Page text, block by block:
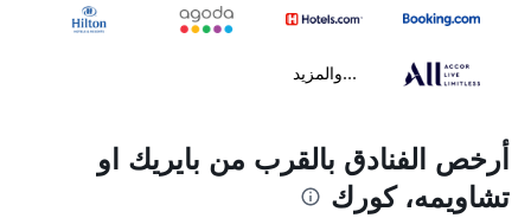
...والمزيد
أرخص الفنادق بالقرب من بايريك او
تشاويمه، كورك